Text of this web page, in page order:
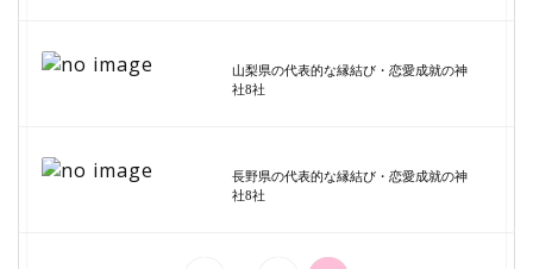
山梨県の代表的な縁結び・恋愛成就の神
社8社
長野県の代表的な縁結び・恋愛成就の神
社8社